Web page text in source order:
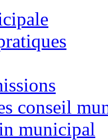
conseil
municipal